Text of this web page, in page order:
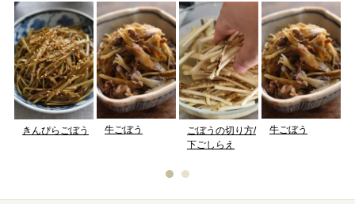
きんぴらごぼう 牛ごぼう
ごぼうの切り方/
下ごしらえ
牛ごぼう